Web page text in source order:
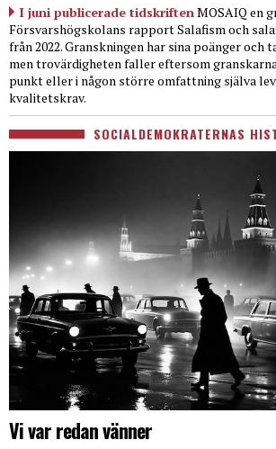
I juni publicerade tidskriftenMOSAIQ en
Försvarshögskolans rapport Salafism och
från 2022. Granskningen har sina poänger och
men trovärdigheten faller eftersom
punkt eller i någon större omfattning själva
kvalitetskrav.
SOCIALDEMOKRATERNAS
Vi var redan vänner